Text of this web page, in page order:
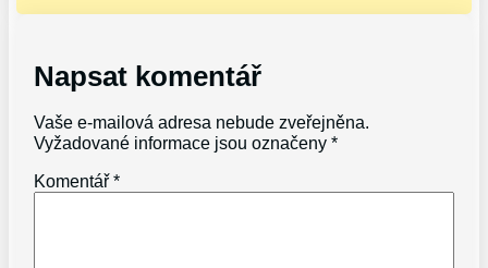
Napsat komentář
Vaše e-mailová adresa nebude zveřejněna.
Vyžadované informace jsou označeny*
Komentář*